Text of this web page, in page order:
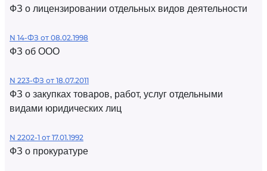
ФЗ о лицензировании отдельных видов деятельности
N 14-ФЗ от 08.02.1998
ФЗ об ООО
N 223-ФЗ от 18.07.2011
ФЗ о закупках товаров, работ, услуг отдельными
видами юридических лиц
N 2202-1 от 17.01.1992
ФЗ о прокуратуре